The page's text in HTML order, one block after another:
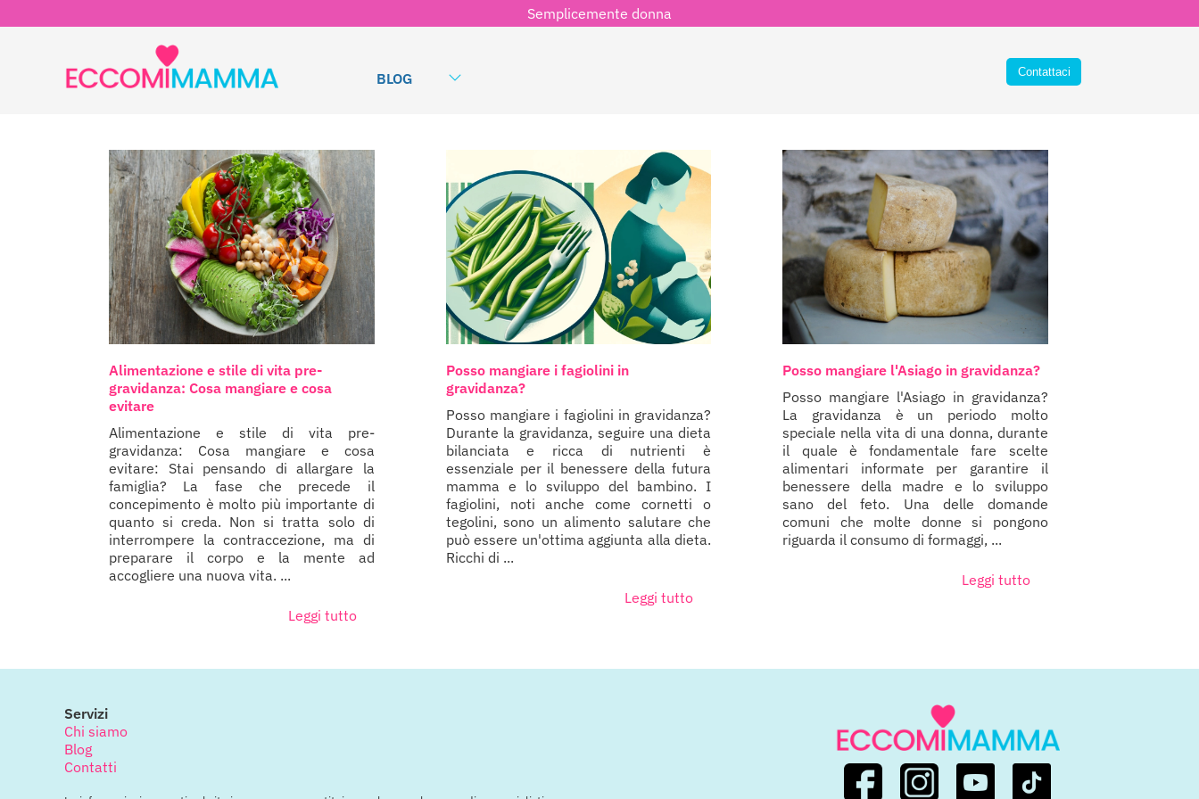
Semplicemente donna
BLOG
Alimentazione e stile di vita pre-
gravidanza: Cosa mangiare e cosa
evitare
Alimentazione e stile di vita pre-
gravidanza: Cosa mangiare e cosa
evitare: Stai pensando di allargare la
famiglia? La fase che precede il
concepimento è molto più importante di
quanto si creda. Non si tratta solo di
interrompere la contraccezione, ma di
preparare il corpo e la mente ad
accogliere una nuova vita. ...
Leggi tutto
Posso mangiare i fagiolini in
gravidanza?
Posso mangiare i fagiolini in gravidanza?
Durante la gravidanza, seguire una dieta
bilanciata e ricca di nutrienti è
essenziale per il benessere della futura
mamma e lo sviluppo del bambino. I
fagiolini, noti anche come cornetti o
tegolini, sono un alimento salutare che
può essere un'ottima aggiunta alla dieta.
Ricchi di ...
Leggi tutto
Posso mangiare l'Asiago in gravidanza?
Posso mangiare l'Asiago in gravidanza?
La gravidanza è un periodo molto
speciale nella vita di una donna, durante
il quale è fondamentale fare scelte
alimentari informate per garantire il
benessere della madre e lo sviluppo
sano del feto. Una delle domande
comuni che molte donne si pongono
riguarda il consumo di formaggi, ...
Leggi tutto
Servizi
Chi siamo
Blog
Contatti